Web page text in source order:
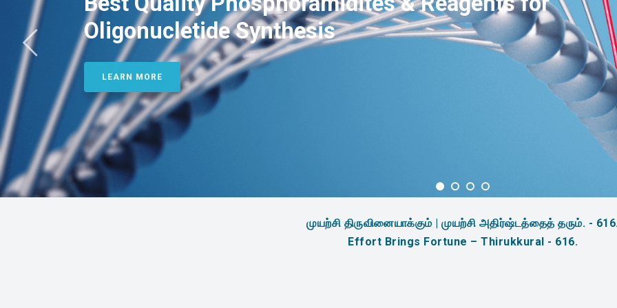
Oligonucletide Synthesis
LEARN MORE
முயற்சி திருவினையாக்கும் | முயற்சி அதிர்ஷ்டத்தைத் தரும். -
Effort Brings Fortune – Thirukkural - 616.